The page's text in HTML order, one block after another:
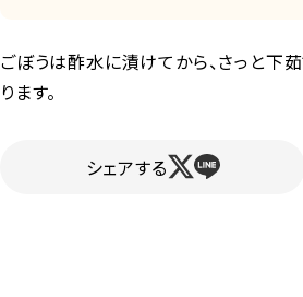
ごぼうは酢水に漬けてから、さっと下
ります。
シェアする